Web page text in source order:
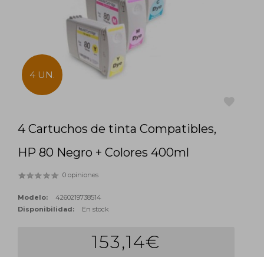
4 UN.
4 Cartuchos de tinta Compatibles,
HP 80 Negro + Colores 400ml
0 opiniones
Modelo:
4260219738514
Disponibilidad:
En stock
153,14€